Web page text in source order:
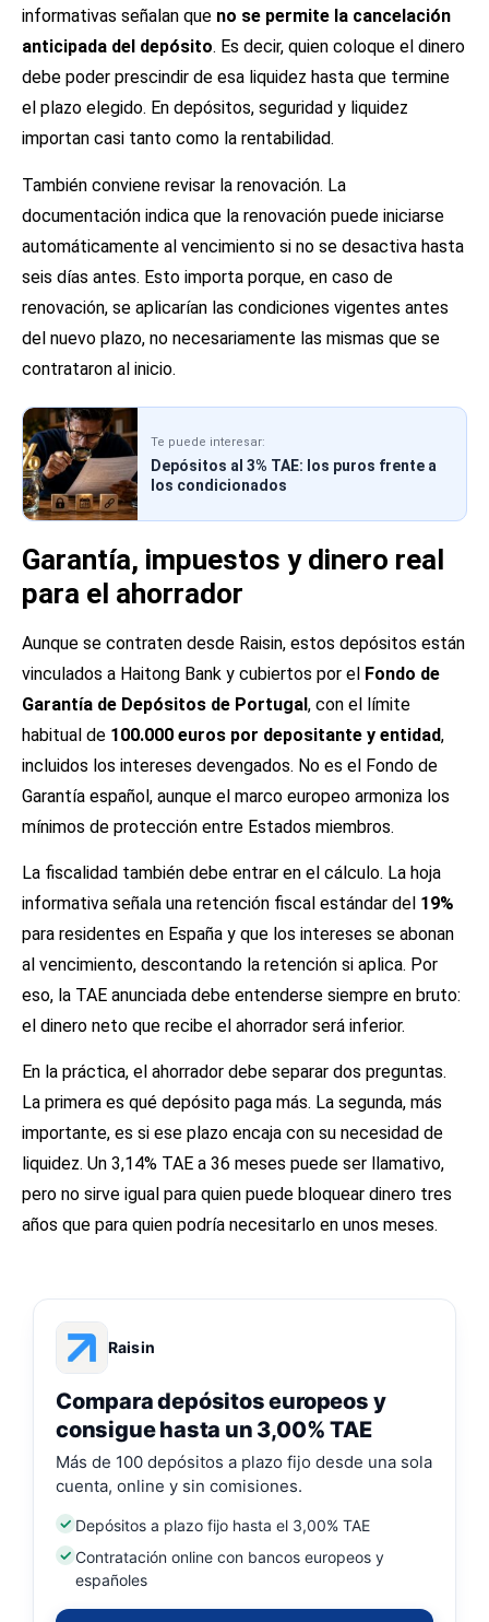
informativas señalan que no se permite la cancelación
anticipada del depósito. Es decir, quien coloque el dinero
debe poder prescindir de esa liquidez hasta que termine
el plazo elegido. En depósitos, seguridad y liquidez
importan casi tanto como la rentabilidad.
También conviene revisar la renovación. La
documentación indica que la renovación puede iniciarse
automáticamente al vencimiento si no se desactiva hasta
seis días antes. Esto importa porque, en caso de
renovación, se aplicarían las condiciones vigentes antes
del nuevo plazo, no necesariamente las mismas que se
contrataron al inicio.
Te puede interesar:
Depósitos al 3% TAE: los puros frente a
los condicionados
Garantía, impuestos y dinero real
para el ahorrador
Aunque se contraten desde Raisin, estos depósitos están
vinculados a Haitong Bank y cubiertos por el Fondo de
Garantía de Depósitos de Portugal, con el límite
habitual de 100.000 euros por depositante y entidad,
incluidos los intereses devengados. No es el Fondo de
Garantía español, aunque el marco europeo armoniza los
mínimos de protección entre Estados miembros.
La fiscalidad también debe entrar en el cálculo. La hoja
informativa señala una retención fiscal estándar del 19%
para residentes en España y que los intereses se abonan
al vencimiento, descontando la retención si aplica. Por
eso, la TAE anunciada debe entenderse siempre en bruto:
el dinero neto que recibe el ahorrador será inferior.
En la práctica, el ahorrador debe separar dos preguntas.
La primera es qué depósito paga más. La segunda, más
importante, es si ese plazo encaja con su necesidad de
liquidez. Un 3,14% TAE a 36 meses puede ser llamativo,
pero no sirve igual para quien puede bloquear dinero tres
años que para quien podría necesitarlo en unos meses.
Raisin
Compara depósitos europeos y
consigue hasta un 3,00% TAE
Más de 100 depósitos a plazo fijo desde una sola
cuenta, online y sin comisiones.
Depósitos a plazo fijo hasta el 3,00% TAE
Contratación online con bancos europeos y
españoles